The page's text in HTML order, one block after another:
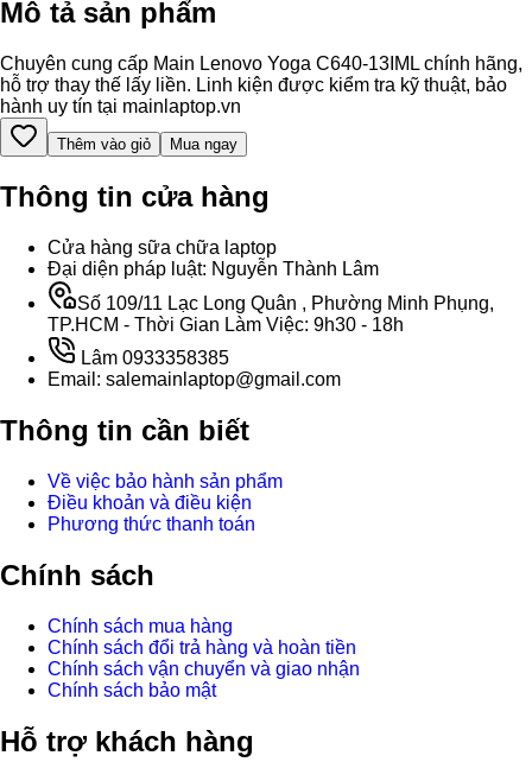
Mô tả sản phẩm
Chuyên cung cấp Main Lenovo Yoga C640-13IML chính hãng,
hỗ trợ thay thế lấy liền. Linh kiện được kiểm tra kỹ thuật, bảo
hành uy tín tại mainlaptop.vn
Thêm vào giỏ Mua ngay
Thông tin cửa hàng
Cửa hàng sữa chữa laptop
Đại diện pháp luật: Nguyễn Thành Lâm
Số 109/11 Lạc Long Quân , Phường Minh Phụng,
TP.HCM - Thời Gian Làm Việc: 9h30 - 18h
Lâm 0933358385
Email: salemainlaptop@gmail.com
Thông tin cần biết
Về việc bảo hành sản phẩm
Điều khoản và điều kiện
Phương thức thanh toán
Chính sách
Chính sách mua hàng
Chính sách đổi trả hàng và hoàn tiền
Chính sách vận chuyển và giao nhận
Chính sách bảo mật
Hỗ trợ khách hàng